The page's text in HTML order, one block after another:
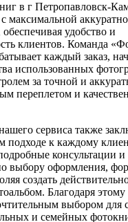
в г Петропавловск-
с максимальной
удобство и
клиентов. Команда
каждый заказ,
использованных
за точной и
переплетом и
сервиса также
подходе к каждому
консультации и
выбору оформления,
создать
Благодаря
выбором для
и семейных